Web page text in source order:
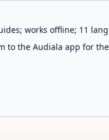
works offline; 11
to the Audiala app for